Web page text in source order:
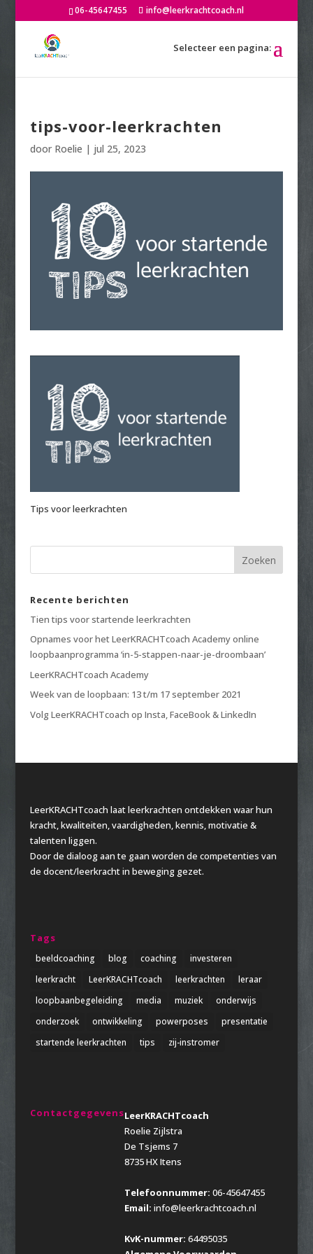
06-45647455 info@leerkrachtcoach.nl
tips-voor-leerkrachten
door Roelie | jul 25, 2023
Tips voor leerkrachten
Recente berichten
Tien tips voor startende leerkrachten
Opnames voor het LeerKRACHTcoach Academy online
loopbaanprogramma ‘in-5-stappen-naar-je-droombaan’
LeerKRACHTcoach Academy
Week van de loopbaan: 13 t/m 17 september 2021
Volg LeerKRACHTcoach op Insta, FaceBook & LinkedIn
LeerKRACHTcoach laat leerkrachten ontdekken waar hun
kracht, kwaliteiten, vaardigheden, kennis, motivatie &
talenten liggen.
Door de dialoog aan te gaan worden de competenties van
de docent/leerkracht in beweging gezet.
Tags
beeldcoaching blog coaching
investeren
leerkracht
LeerKRACHTcoach leerkrachten
leraar
loopbaanbegeleiding
media muziek
onderwijs
onderzoek
ontwikkeling powerposes
presentatie
startende leerkrachten
tips zij-instromer
ContactgegevensLeerKRACHTcoach
Roelie Zijlstra
De Tsjems 7
8735 HX Itens
Telefoonnummer: 06-45647455
Email: info@leerkrachtcoach.nl
KvK-nummer: 64495035